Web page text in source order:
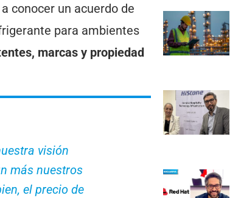
conocer un acuerdo de
para ambientes
marcas y propiedad
visión
más nuestros
el precio de